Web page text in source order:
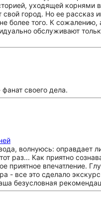
уходящей
город. Но ее рассказ
более того. К сожалению,
обслуживают
своего дела.
волнуюсь: оправдает
раз... Как приятно
приятное впечатление.
- все это сделало
безусловная